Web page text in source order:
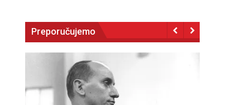
Preporučujemo